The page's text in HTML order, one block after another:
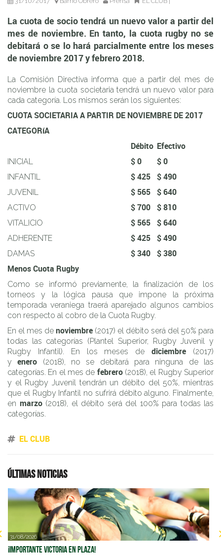
La cuota de socio tendrá un nuevo valor a partir del
mes de noviembre. En tanto, la cuota rugby no se
debitará o se lo hará parcialmente entre los meses
de noviembre 2017 y febrero 2018.
La Comisión Directiva informa que a partir del mes de
noviembre la cuota societaria tendrá un nuevo valor para
cada categoría. Los mismos serán los siguientes:
CUOTA SOCIETARIA A PARTIR DE NOVIEMBRE DE 2017
CATEGORíA
Débito Efectivo
INICIAL $ 0 $ 0
INFANTIL $ 425 $ 490
JUVENIL $ 565 $ 640
ACTIVO $ 700 $ 810
VITALICIO $ 565 $ 640
ADHERENTE $ 425 $ 490
DAMAS $ 340 $ 380
Menos Cuota Rugby
Como se informó previamente, la finalización de los
torneos y la lógica pausa que impone la próxima
temporada veraniega traerá aparejado algunos cambios
con respecto al cobro de la Cuota Rugby.
En el mes de noviembre (2017) el débito será del 50% para
todas las categorías (Plantel Superior, Rugby Juvenil y
Rugby Infantil). En los meses dediciembre (2017)
yenero (2018), no se debitará para ninguna de las
categorías. En el mes de febrero(2018), el Rugby Superior
y el Rugby Juvenil tendrán un débito del 50%, mientras
que el Rugby Infantil no sufrirá débito alguno. Finalmente,
en marzo(2018), el débito será del 100% para todas las
categorías.
EL CLUB
Últimas noticias
31/08/2026
¡Importante victoria en Plaza!